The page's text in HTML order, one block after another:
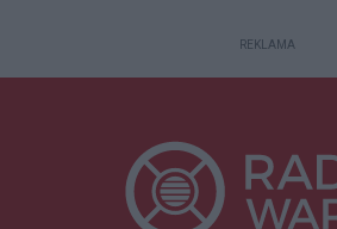
REKLAMA